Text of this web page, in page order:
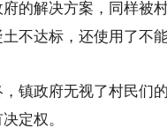
解决方案，同样被村
不达标，还使用了不
政府无视了村民们的
定权。